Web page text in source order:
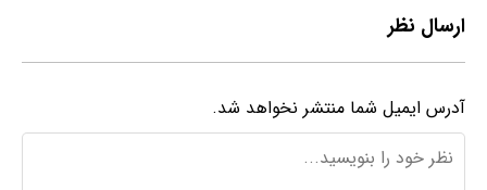
ارسال نظر
آدرس ایمیل شما منتشر نخواهد شد.